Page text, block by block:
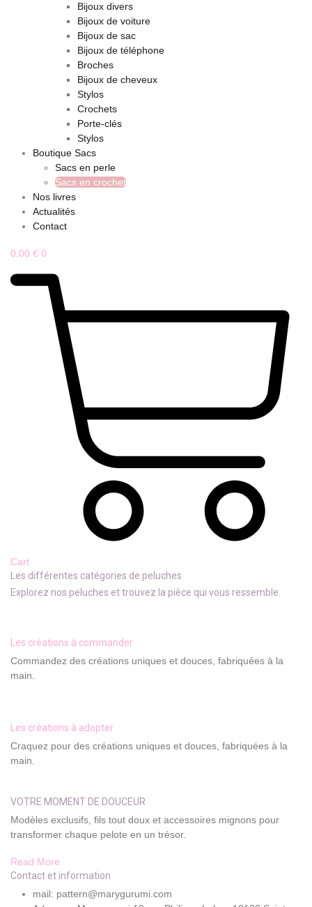
Bijoux divers
Bijoux de voiture
Bijoux de sac
Bijoux de téléphone
Broches
Bijoux de cheveux
Stylos
Crochets
Porte-clés
Stylos
Boutique Sacs
Sacs en perle
Sacs en crochet
Nos livres
Actualités
Contact
0,00 € 0
Cart
Les différentes catégories de peluches
Explorez nos peluches et trouvez la pièce qui vous ressemble.
Les créations à commander
Commandez des créations uniques et douces, fabriquées à la
main.​
Les créations à adopter
Craquez pour des créations uniques et douces, fabriquées à la
main.
VOTRE MOMENT DE DOUCEUR
Modèles exclusifs, fils tout doux et accessoires mignons pour
transformer chaque pelote en un trésor.
Read More
Contact et information
mail: pattern@marygurumi.com